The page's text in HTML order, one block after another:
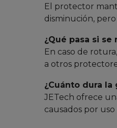
El protector
disminución,
¿Qué pasa si se
En caso de
a otros
¿Cuánto dura la
JETech ofrece
causados por